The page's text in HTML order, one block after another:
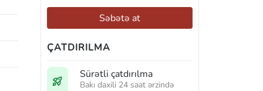
Səbətə at
ÇATDIRILMA
Sürətli çatdırılma
Bakı daxili 24 saat ərzində